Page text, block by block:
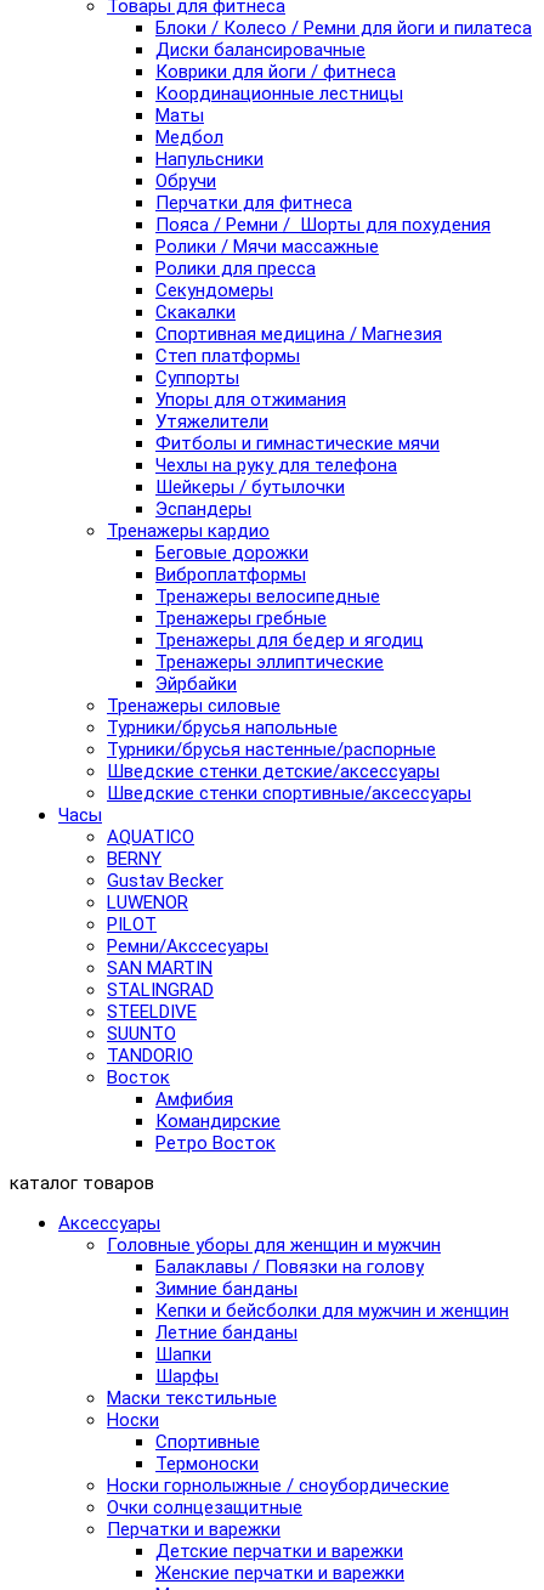
Товары для фитнеса
Блоки / Колесо / Ремни для йоги и пилатеса
Диски балансировачные
Коврики для йоги / фитнеса
Координационные лестницы
Маты
Медбол
Напульсники
Обручи
Перчатки для фитнеса
Пояса / Ремни / Шорты для похудения
Ролики / Мячи массажные
Ролики для пресса
Секундомеры
Скакалки
Спортивная медицина / Магнезия
Степ платформы
Суппорты
Упоры для отжимания
Утяжелители
Фитболы и гимнастические мячи
Чехлы на руку для телефона
Шейкеры / бутылочки
Эспандеры
Тренажеры кардио
Беговые дорожки
Виброплатформы
Тренажеры велосипедные
Тренажеры гребные
Тренажеры для бедер и ягодиц
Тренажеры эллиптические
Эйрбайки
Тренажеры силовые
Турники/брусья напольные
Турники/брусья настенные/распорные
Шведские стенки детские/аксессуары
Шведские стенки спортивные/аксессуары
Часы
AQUATICO
BERNY
Gustav Becker
LUWENOR
PILOT
Pемни/Акссесуары
SAN MARTIN
STALINGRAD
STEELDIVE
SUUNTO
TANDORIO
Восток
Амфибия
Командирские
Ретро Восток
каталог товаров
Аксессуары
Головные уборы для женщин и мужчин
Балаклавы / Повязки на голову
Зимние банданы
Кепки и бейсболки для мужчин и женщин
Летние банданы
Шапки
Шарфы
Маски текстильные
Носки
Спортивные
Термоноски
Носки горнолыжные / сноубордические
Очки солнцезащитные
Перчатки и варежки
Детские перчатки и варежки
Женские перчатки и варежки